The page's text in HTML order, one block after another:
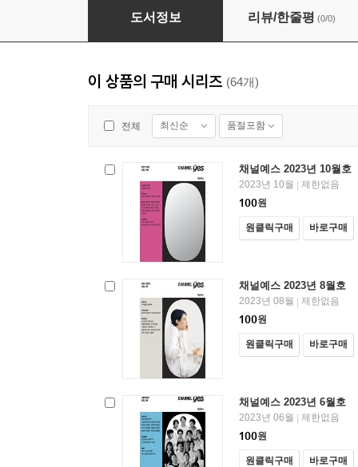
채널예스 2023년 6월호
도서정보 리뷰/한줄평 (0/0)
이 상품의 구매 시리즈 (64개)
전체 최신순 품절포함
채널예스 2023년 10월호
2023년 10월 | 제한없음
100원
원클릭구매 바로구매
채널예스 2023년 8월호
2023년 08월 | 제한없음
100원
원클릭구매 바로구매
채널예스 2023년 6월호
2023년 06월 | 제한없음
100원
원클릭구매 바로구매